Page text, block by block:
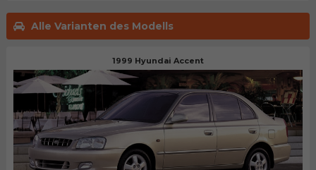
Alle Varianten des Modells
1999 Hyundai Accent